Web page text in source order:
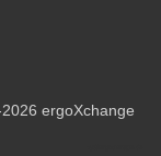
ergoXchange